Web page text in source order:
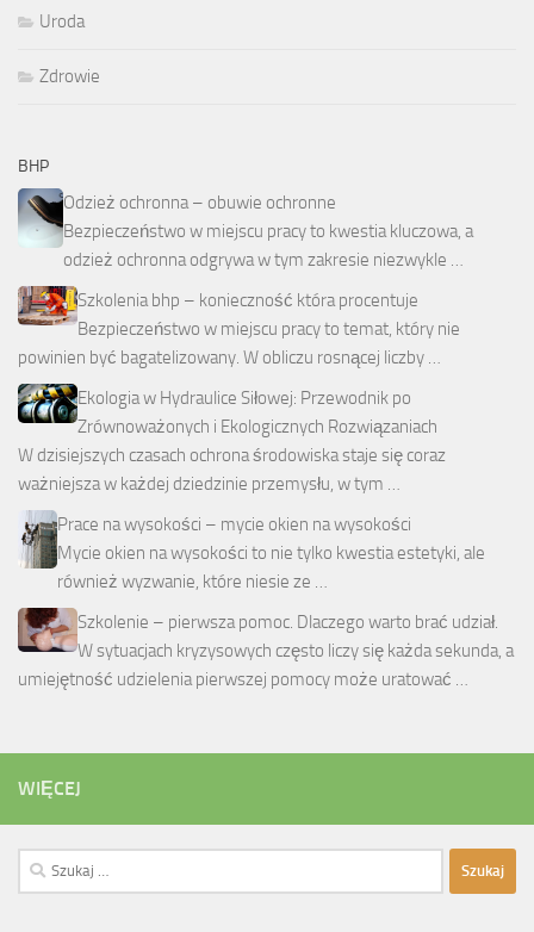
Uroda
Zdrowie
BHP
Odzież ochronna – obuwie ochronne
Bezpieczeństwo w miejscu pracy to kwestia kluczowa, a
odzież ochronna odgrywa w tym zakresie niezwykle …
Szkolenia bhp – konieczność która procentuje
Bezpieczeństwo w miejscu pracy to temat, który nie
powinien być bagatelizowany. W obliczu rosnącej liczby …
Ekologia w Hydraulice Siłowej: Przewodnik po
Zrównoważonych i Ekologicznych Rozwiązaniach
W dzisiejszych czasach ochrona środowiska staje się coraz
ważniejsza w każdej dziedzinie przemysłu, w tym …
Prace na wysokości – mycie okien na wysokości
Mycie okien na wysokości to nie tylko kwestia estetyki, ale
również wyzwanie, które niesie ze …
Szkolenie – pierwsza pomoc. Dlaczego warto brać udział.
W sytuacjach kryzysowych często liczy się każda sekunda, a
umiejętność udzielenia pierwszej pomocy może uratować …
WIĘCEJ
Szukaj: